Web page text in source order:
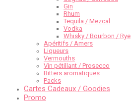
Gin
Rhum
Tequila / Mezcal
Vodka
Whisky / Bourbon / Rye
Apéritifs / Amers
Liqueurs
Vermouths
Vin pétillant / Prosecco
Bitters aromatiques
Packs
Cartes Cadeaux / Goodies
Promo